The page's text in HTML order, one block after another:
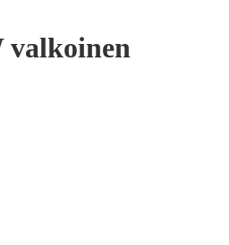
valkoinen